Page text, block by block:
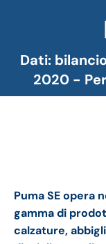
Dati:
2020 -
Puma SE opera
gamma di
calzature,